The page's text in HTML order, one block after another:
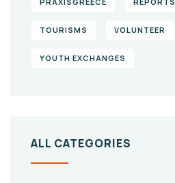
TOURISMS VOLUNTEER
YOUTH EXCHANGES
ALL CATEGORIES